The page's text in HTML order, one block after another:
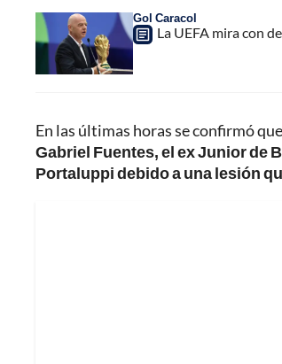
Gol Caracol
La UEFA mira con
En las últimas horas se confirmó
Gabriel Fuentes, el ex Junior de
Portaluppi debido a una lesión